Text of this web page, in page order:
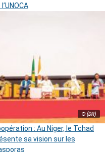
© (DR)
: Au Niger, le Tchad
sa vision sur les